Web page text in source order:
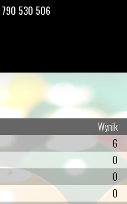
790 530 506
Wynik
6
0
0
0